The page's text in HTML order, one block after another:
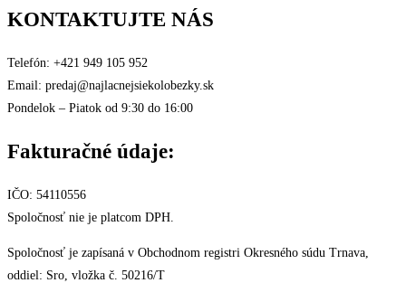
KONTAKTUJTE NÁS
Telefón: +421 949 105 952
Email: predaj@najlacnejsiekolobezky.sk
Pondelok – Piatok od 9:30 do 16:00
Fakturačné údaje:
IČO: 54110556
Spoločnosť nie je platcom DPH.
Spoločnosť je zapísaná v Obchodnom registri Okresného súdu Trnava,
oddiel: Sro, vložka č. 50216/T